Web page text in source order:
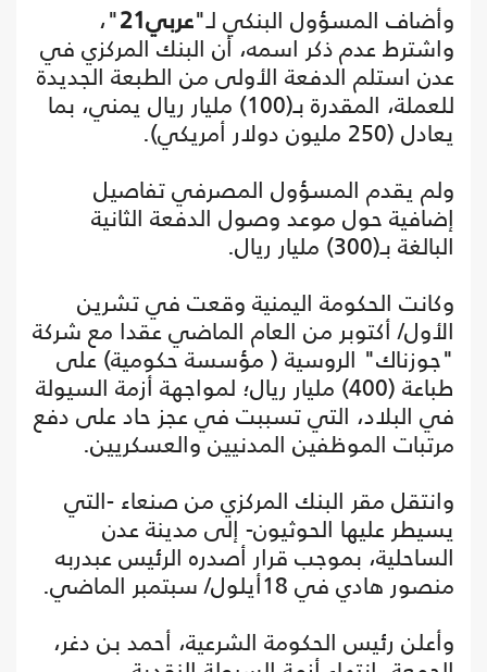
وأضاف المسؤول البنكي لـ"عربي21 "،
واشترط عدم ذكر اسمه، أن البنك المركزي في
عدن استلم الدفعة الأولى من الطبعة الجديدة
للعملة، المقدرة بـ(100) مليار ريال يمني، بما
يعادل (250 مليون دولار أمريكي).
ولم يقدم المسؤول المصرفي تفاصيل
إضافية حول موعد وصول الدفعة الثانية
البالغة بـ(300) مليار ريال.
وكانت الحكومة اليمنية وقعت في تشرين
الأول/ أكتوبر من العام الماضي عقدا مع شركة
"جوزناك" الروسية ( مؤسسة حكومية) على
طباعة (400) مليار ريال؛ لمواجهة أزمة السيولة
في البلاد، التي تسببت في عجز حاد على دفع
مرتبات الموظفين المدنيين والعسكريين.
وانتقل مقر البنك المركزي من صنعاء -التي
يسيطر عليها الحوثيون- إلى مدينة عدن
الساحلية، بموجب قرار أصدره الرئيس عبدربه
منصور هادي في 18أيلول/ سبتمبر الماضي.
وأعلن رئيس الحكومة الشرعية، أحمد بن دغر،